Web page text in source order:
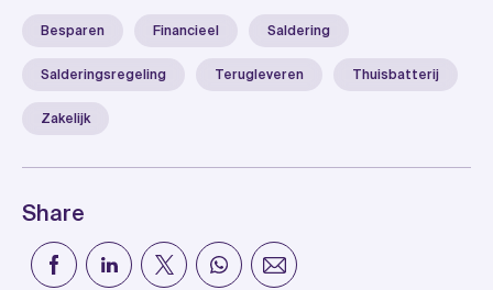
Besparen Financieel Saldering
Salderingsregeling Terugleveren Thuisbatterij
Zakelijk
Share